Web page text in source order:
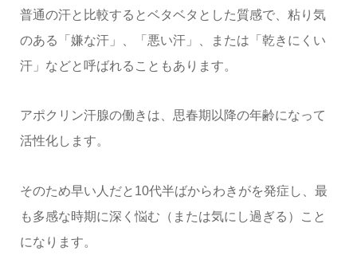
普通の汗と比較するとベタベタとした質感で、粘り気
のある「嫌な汗」、「悪い汗」、または「乾きにくい
汗」などと呼ばれることもあります。
アポクリン汗腺の働きは、思春期以降の年齢になって
活性化します。
そのため早い人だと10代半ばからわきがを発症し、最
も多感な時期に深く悩む（または気にし過ぎる）こと
になります。